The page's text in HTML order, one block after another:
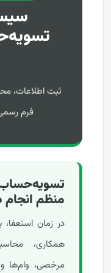
ثبت اطلاعات،
فرم
تسویه‌حساب
منظم
در زمان استعفا،
همکاری،
مرخصی، وام‌ها و